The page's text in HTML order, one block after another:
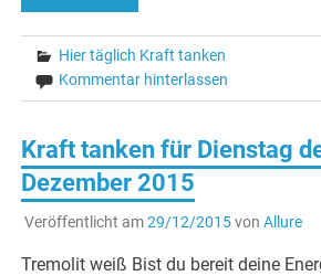
Hier täglich Kraft tanken
Kommentar hinterlassen
Kraft tanken für Dienstag
Dezember 2015
Veröffentlicht am29/12/2015von Allure
Tremolit weiß Bist du bereit deine